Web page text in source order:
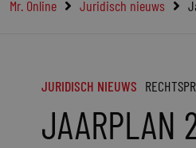
Mr. Online Juridisch nieuws
JURIDISCH NIEUWS
JAARPLAN